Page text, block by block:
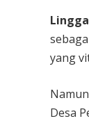
yang
Desa